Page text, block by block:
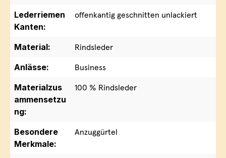
Lederriemen
Kanten:
offenkantig geschnitten unlackiert
Material:
Rindsleder
Anlässe:
Business
Materialzus
ammensetzu
ng:
100 % Rindsleder
Besondere
Merkmale:
Anzuggürtel